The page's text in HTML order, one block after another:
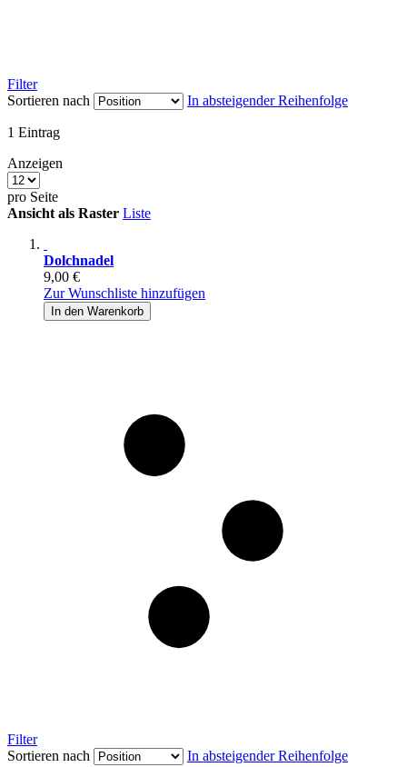
Filter
Sortieren nach
In absteigender Reihenfolge
1 Eintrag
Anzeigen
pro Seite
Ansicht als Raster Liste
Dolchnadel
9,00 €
Zur Wunschliste hinzufügen
In den Warenkorb
Filter
Sortieren nach
In absteigender Reihenfolge